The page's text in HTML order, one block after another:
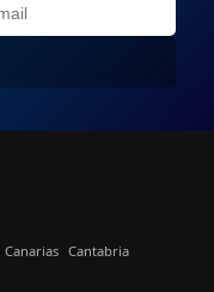
Canarias Cantabria